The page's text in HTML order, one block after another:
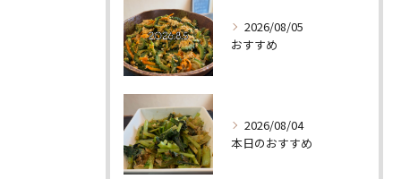
2026/08/05
おすすめ
2026/08/04
本日のおすすめ